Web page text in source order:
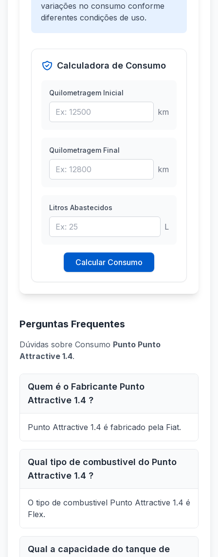
variações no consumo conforme
diferentes condições de uso.
Calculadora de Consumo
Quilometragem Inicial
km
Quilometragem Final
km
Litros Abastecidos
L
Calcular Consumo
Perguntas Frequentes
Dúvidas sobre Consumo Punto Punto
Attractive 1.4.
Quem é o Fabricante Punto
Attractive 1.4 ?
Punto Attractive 1.4 é fabricado pela Fiat.
Qual tipo de combustivel do Punto
Attractive 1.4 ?
O tipo de combustivel Punto Attractive 1.4 é
Flex.
Qual a capacidade do tanque de